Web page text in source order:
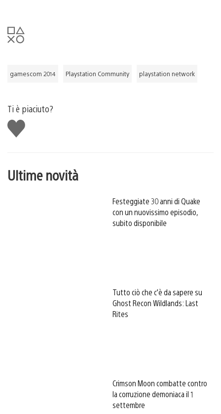
gamescom 2014 Playstation Community playstation network
Ti è piaciuto?
Mi
piace
Ultime novità
Festeggiate 30 anni di Quake
con un nuovissimo episodio,
subito disponibile
Tutto ciò che c’è da sapere su
Ghost Recon Wildlands: Last
Rites
Crimson Moon combatte contro
la corruzione demoniaca il 1
settembre